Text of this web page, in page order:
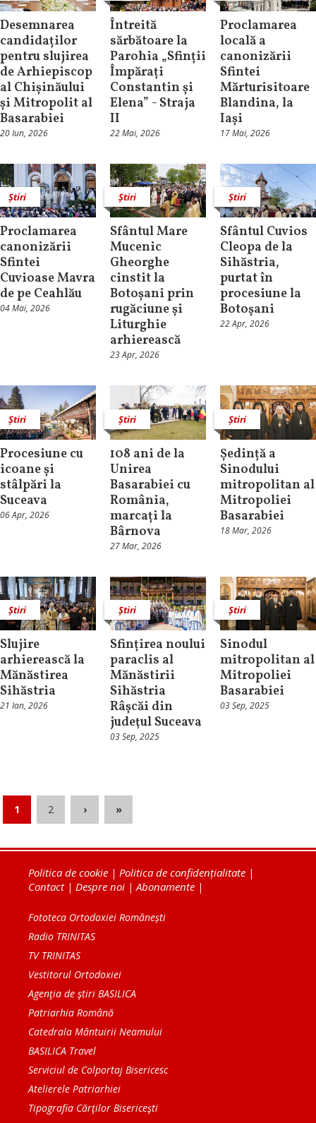
Desemnarea
candidaților
pentru slujirea
de Arhiepiscop
al Chișinăului
și Mitropolit al
Basarabiei
20 Iun, 2026
Întreită
sărbătoare la
Parohia „Sfinții
Împărați
Constantin și
Elena” - Straja
II
22 Mai, 2026
Proclamarea
locală a
canonizării
Sfintei
Mărturisitoare
Blandina, la
Iași
17 Mai, 2026
Știri
Proclamarea
canonizării
Sfintei
Cuvioase Mavra
de pe Ceahlău
04 Mai, 2026
Știri
Sfântul Mare
Mucenic
Gheorghe
cinstit la
Botoșani prin
rugăciune și
Liturghie
arhierească
23 Apr, 2026
Știri
Sfântul Cuvios
Cleopa de la
Sihăstria,
purtat în
procesiune la
Botoșani
22 Apr, 2026
Știri
Procesiune cu
icoane și
stâlpări la
Suceava
06 Apr, 2026
Știri
108 ani de la
Unirea
Basarabiei cu
România,
marcați la
Bârnova
27 Mar, 2026
Știri
Ședință a
Sinodului
mitropolitan al
Mitropoliei
Basarabiei
18 Mar, 2026
Știri
Slujire
arhierească la
Mănăstirea
Sihăstria
21 Ian, 2026
Știri
Sfințirea noului
paraclis al
Mănăstirii
Sihăstria
Râșcăi din
judeţul Suceava
03 Sep, 2025
Știri
Sinodul
mitropolitan al
Mitropoliei
Basarabiei
03 Sep, 2025
1 2 › »
Politica de cookie | Politica de confidențialitate |
Contact| Despre noi |Abonamente |
Fototeca Ortodoxiei Românești
Radio TRINITAS
TV TRINITAS
Vestitorul Ortodoxiei
Agenţia de ştiri BASILICA
Patriarhia Română
Catedrala Mântuirii Neamului
BASILICA Travel
Serviciul de Colportaj Bisericesc
Atelierele Patriarhiei
Tipografia Cărţilor Bisericeşti